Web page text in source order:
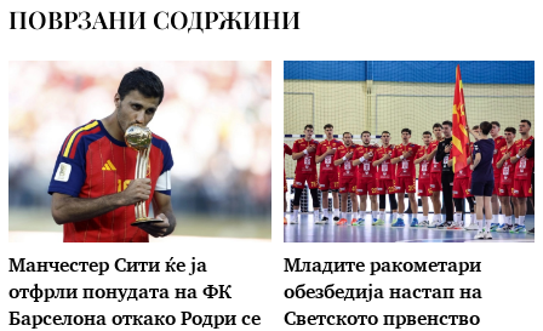
ПОВРЗАНИ СОДРЖИНИ
Манчестер Сити ќе ја
отфрли понудата на ФК
Барселона откако Родри се
Младите ракометари
обезбедија настап на
Светското првенство